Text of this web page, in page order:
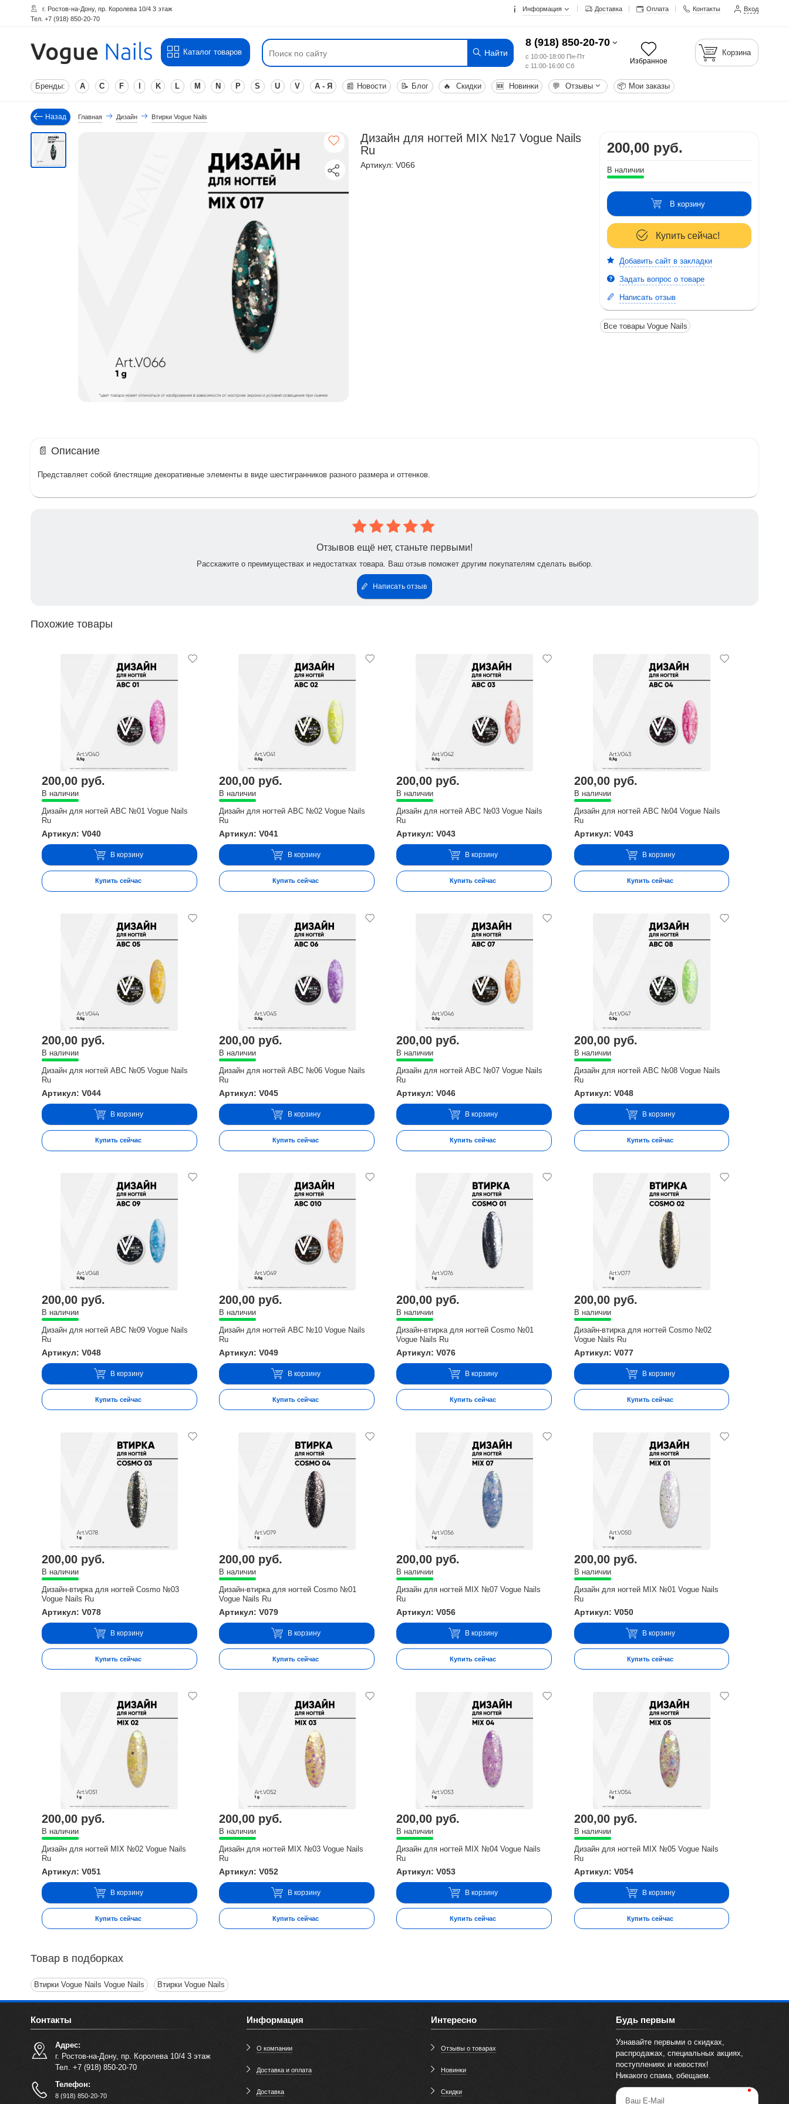
г. Ростов-на-Дону, пр. Королева 10/4 3 этаж
Тел. +7 (918) 850-20-70
Информация Доставка Оплата Контакты Вход
Каталог товаров Найти
8 (918) 850-20-70
с 10:00-18:00 Пн-Пт
с 11:00-16:00 Сб
Избранное
Корзина
Бренды: A C F K L M N P S U V А - Я 📰 Новости 📝 Блог 🔥 Скидки 🆕 Новинки 💬 Отзывы 📦 Мои заказы
Назад Главная Дизайн Втирки Vogue Nails
Дизайн для ногтей MIX №17 Vogue Nails
Ru
Артикул: V066
200,00 руб.
В наличии
В корзину
Купить сейчас!
Добавить сайт в закладки
Задать вопрос о товаре
Написать отзыв
Все товары Vogue Nails
📄 Описание
Представляет собой блестящие декоративные элементы в виде шестигранников разного размера и оттенков.
Отзывов ещё нет, станьте первыми!
Расскажите о преимуществах и недостатках товара. Ваш отзыв поможет другим покупателям сделать выбор.
Написать отзыв
Похожие товары
200,00 руб.
В наличии
Дизайн для ногтей ABC №01 Vogue Nails
Ru
Артикул: V040
В корзину
Купить сейчас
200,00 руб.
В наличии
Дизайн для ногтей ABC №02 Vogue Nails
Ru
Артикул: V041
В корзину
Купить сейчас
200,00 руб.
В наличии
Дизайн для ногтей ABC №03 Vogue Nails
Ru
Артикул: V043
В корзину
Купить сейчас
200,00 руб.
В наличии
Дизайн для ногтей ABC №04 Vogue Nails
Ru
Артикул: V043
В корзину
Купить сейчас
200,00 руб.
В наличии
Дизайн для ногтей ABC №05 Vogue Nails
Ru
Артикул: V044
В корзину
Купить сейчас
200,00 руб.
В наличии
Дизайн для ногтей ABC №06 Vogue Nails
Ru
Артикул: V045
В корзину
Купить сейчас
200,00 руб.
В наличии
Дизайн для ногтей ABC №07 Vogue Nails
Ru
Артикул: V046
В корзину
Купить сейчас
200,00 руб.
В наличии
Дизайн для ногтей ABC №08 Vogue Nails
Ru
Артикул: V048
В корзину
Купить сейчас
200,00 руб.
В наличии
Дизайн для ногтей ABC №09 Vogue Nails
Ru
Артикул: V048
В корзину
Купить сейчас
200,00 руб.
В наличии
Дизайн для ногтей ABC №10 Vogue Nails
Ru
Артикул: V049
В корзину
Купить сейчас
200,00 руб.
В наличии
Дизайн-втирка для ногтей Cosmo №01
Vogue Nails Ru
Артикул: V076
В корзину
Купить сейчас
200,00 руб.
В наличии
Дизайн-втирка для ногтей Cosmo №02
Vogue Nails Ru
Артикул: V077
В корзину
Купить сейчас
200,00 руб.
В наличии
Дизайн-втирка для ногтей Cosmo №03
Vogue Nails Ru
Артикул: V078
В корзину
Купить сейчас
200,00 руб.
В наличии
Дизайн-втирка для ногтей Cosmo №01
Vogue Nails Ru
Артикул: V079
В корзину
Купить сейчас
200,00 руб.
В наличии
Дизайн для ногтей MIX №07 Vogue Nails
Ru
Артикул: V056
В корзину
Купить сейчас
200,00 руб.
В наличии
Дизайн для ногтей MIX №01 Vogue Nails
Ru
Артикул: V050
В корзину
Купить сейчас
200,00 руб.
В наличии
Дизайн для ногтей MIX №02 Vogue Nails
Ru
Артикул: V051
В корзину
Купить сейчас
200,00 руб.
В наличии
Дизайн для ногтей MIX №03 Vogue Nails
Ru
Артикул: V052
В корзину
Купить сейчас
200,00 руб.
В наличии
Дизайн для ногтей MIX №04 Vogue Nails
Ru
Артикул: V053
В корзину
Купить сейчас
200,00 руб.
В наличии
Дизайн для ногтей MIX №05 Vogue Nails
Ru
Артикул: V054
В корзину
Купить сейчас
Товар в подборках
Втирки Vogue Nails Vogue Nails Втирки Vogue Nails
Контакты
Адрес:
г. Ростов-на-Дону, пр. Королева 10/4 3 этаж
Тел. +7 (918) 850-20-70
Телефон:
8 (918) 850-20-70
Информация
О компании
Доставка и оплата
Доставка
Интересно
Отзывы о товарах
Новинки
Скидки
Будь первым
Узнавайте первыми о скидках,
распродажах, специальных акциях,
поступлениях и новостях!
Никакого спама, обещаем.
Ваш E-Mail